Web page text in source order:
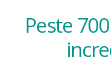
Peste